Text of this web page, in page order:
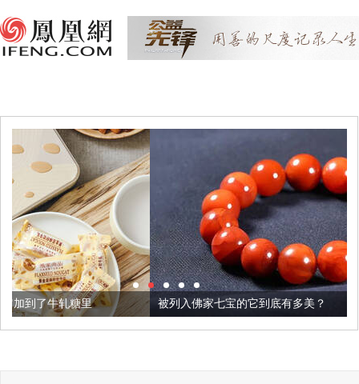
被列入佛家七宝的它到底有多美？